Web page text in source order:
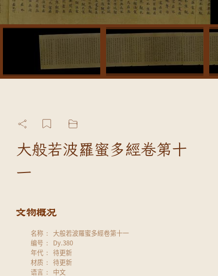
大般若波羅蜜多經卷第十
一
名称
大般若波羅蜜多經卷第十一
编号
Dy.380
年代
待更新
材质
待更新
语言
中文